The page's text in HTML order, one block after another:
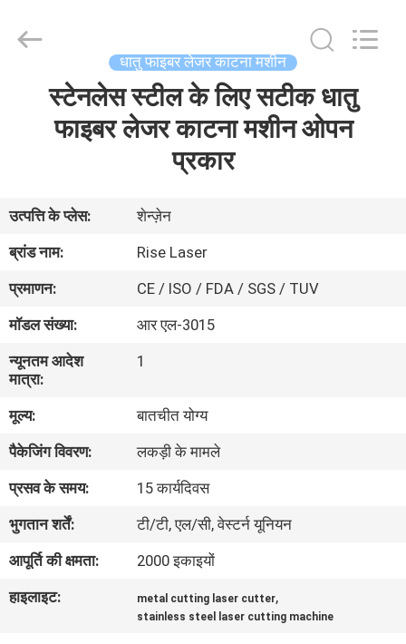
वीआर
शो
हमारे
बारे
में
कारखाना
भ्रमण
गुणवत्ता
नियंत्रण
संपर्क
Technology
धातु फाइबर लेजर काटना मशीन
स्टेनलेस स्टील के लिए सटीक धातु
फाइबर लेजर काटना मशीन ओपन
प्रकार
उत्पत्ति के प्लेस:
शेन्ज़ेन
ब्रांड नाम:
Rise Laser
प्रमाणन:
CE / ISO / FDA / SGS / TUV
मॉडल संख्या:
आर एल-3015
न्यूनतम आदेश
मात्रा:
1
मूल्य:
बातचीत योग्य
पैकेजिंग विवरण:
लकड़ी के मामले
प्रसव के समय:
15 कार्यदिवस
भुगतान शर्तें:
टी/टी, एल/सी, वेस्टर्न यूनियन
आपूर्ति की क्षमता:
2000 इकाइयों
हाइलाइट:
metal cutting laser cutter,
stainless steel laser cutting machine